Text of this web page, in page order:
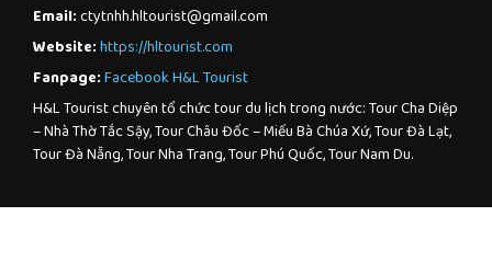
Email:ctytnhh.hltourist@gmail.com
Website:https://hltourist.com
Fanpage:Facebook H&L Tourist
H&L Tourist chuyên tổ chức tour du lịch trong nước: Tour Cha Diệp
– Nhà Thờ Tắc Sậy, Tour Châu Đốc – Miếu Bà Chúa Xứ, Tour Đà Lạt,
Tour Đà Nẵng, Tour Nha Trang, Tour Phú Quốc, Tour Nam Du.